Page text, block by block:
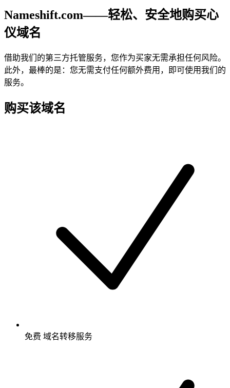
Nameshift.com——轻松、安全地购买心
仪域名
借助我们的第三方托管服务，您作为买家无需承担任何风险。
此外，最棒的是：您无需支付任何额外费用，即可使用我们的
服务。
购买该域名
免费 域名转移服务